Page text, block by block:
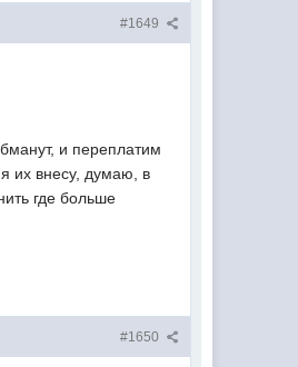
#1649
и переплатим
их внесу, думаю, в
где больше
#1650